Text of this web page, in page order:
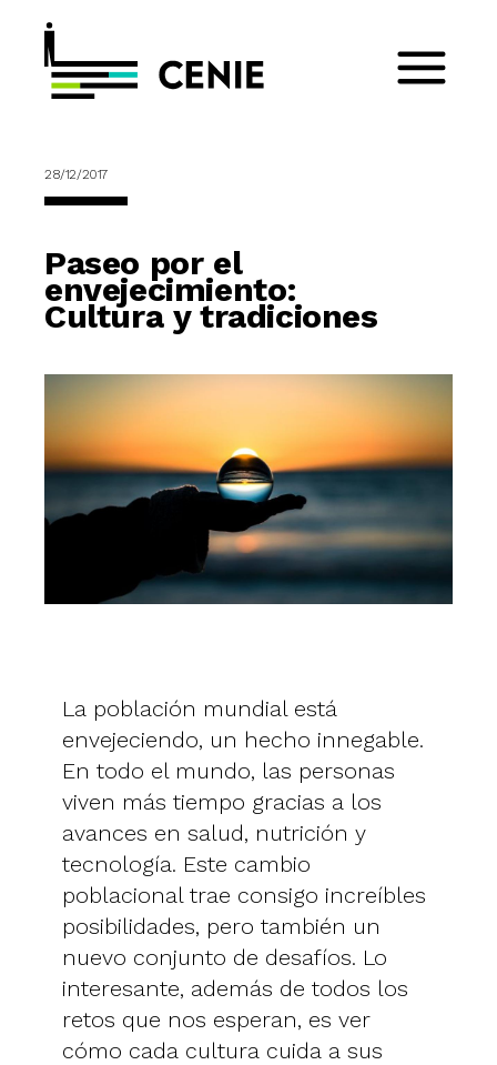
28/12/2017
Paseo por el
envejecimiento:
Cultura y tradiciones
La población mundial está
envejeciendo, un hecho innegable.
En todo el mundo, las personas
viven más tiempo gracias a los
avances en salud, nutrición y
tecnología. Este cambio
poblacional trae consigo increíbles
posibilidades, pero también un
nuevo conjunto de desafíos. Lo
interesante, además de todos los
retos que nos esperan, es ver
cómo cada cultura cuida a sus